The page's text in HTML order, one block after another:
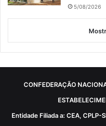
5/08/2026
CONFEDERAÇÃO
Entidade Filiada a: CEA, CPLP-